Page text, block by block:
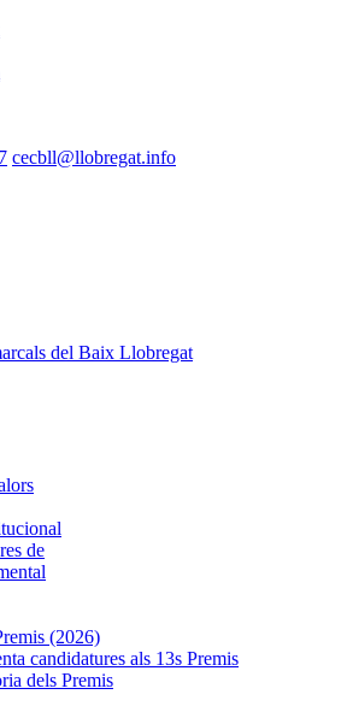
cecbll@llobregat.info
de
(2026)
candidatures als 13s Premis
dels Premis